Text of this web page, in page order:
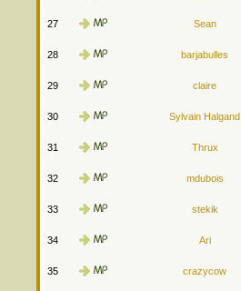
27 Sean
28 barjabulles
29 claire
30 Sylvain Halgand
31 Thrux
32 mdubois
33 stekik
34 Ari
35 crazycow